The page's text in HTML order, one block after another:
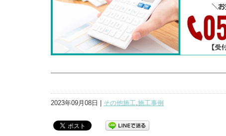
2023年09月08日 | その他施工 施工事例